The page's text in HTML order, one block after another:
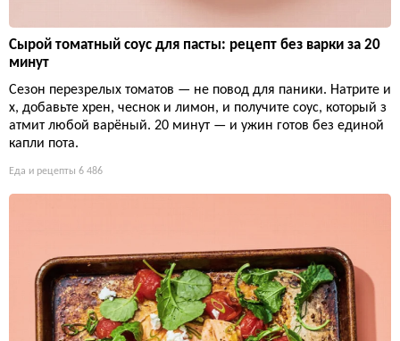
Сырой томатный соус для пасты: рецепт без варки за 20
минут
Сезон перезрелых томатов — не повод для паники. Натрите и
х, добавьте хрен, чеснок и лимон, и получите соус, который з
атмит любой варёный. 20 минут — и ужин готов без единой
капли пота.
Еда и рецепты 6 486